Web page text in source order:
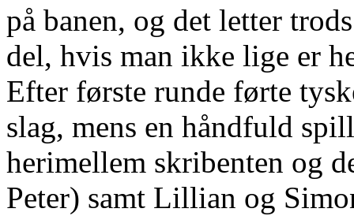
på banen, og det letter
del, hvis man ikke lige er
Efter første runde førte
slag, mens en håndfuld
herimellem skribenten og
Peter) samt Lillian og